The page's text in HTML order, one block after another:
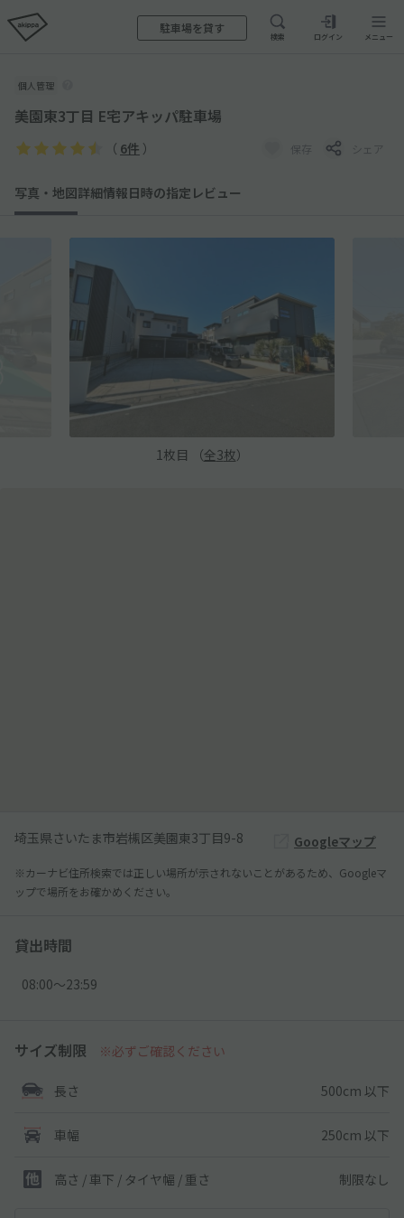
駐車場を貸す
検索 ログイン メニュー
個人管理
美園東3丁目 E宅アキッパ駐車場
（ 6件 ） 保存 シェア
写真・地図詳細情報日時の指定 レビュー
1 枚目 （全3枚）
埼玉県さいたま市岩槻区美園東3丁目9-8 Googleマップ
※カーナビ住所検索では正しい場所が示されないことがあるため、Googleマ
ップで場所をお確かめください。
貸出時間
08:00〜23:59
サイズ制限 ※必ずご確認ください
長さ 500cm 以下
車幅 250cm 以下
高さ / 車下 / タイヤ幅 / 重さ 制限なし